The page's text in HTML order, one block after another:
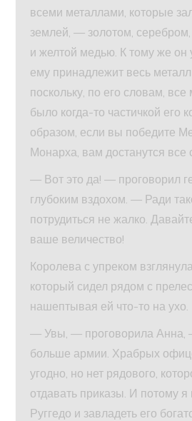
всеми металлами, которые
землей, — золотом,
и желтой медью. К тому же он
ему принадлежит весь
поскольку, по его словам, все
было когда-то частичкой его
образом, если вы победите
Монарха, вам достанутся все
— Вот это да! — проговорил
глубоким вздохом. — Ради
потрудиться не жалко.
ваше величество!
Королева с упреком взглянула
который сидел рядом с
нашептывая ей что-то на ухо.
— Увы, — проговорила Анна,
больше армии. Храбрых
угодно, но нет рядового,
отдавать приказы. И потому я
Руггедо и завладеть его